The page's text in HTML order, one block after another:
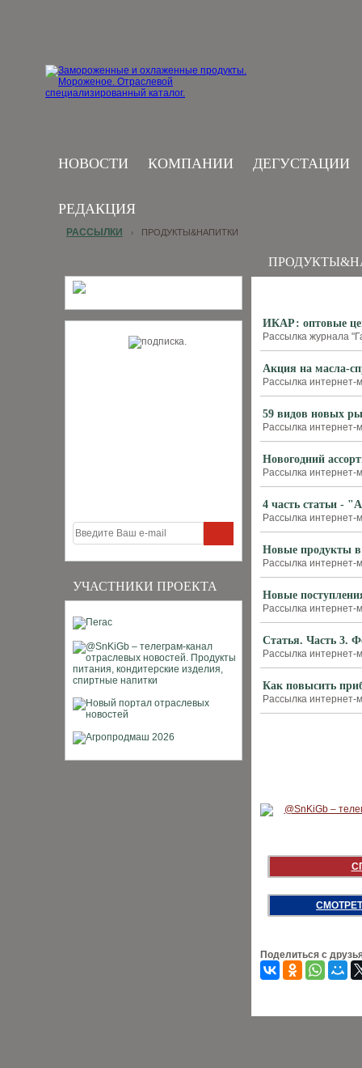
НОВОСТИ КОМПАНИИ ДЕГУСТАЦИИ
РЕДАКЦИЯ
УЧАСТНИКИ ПРОЕКТА
РАССЫЛКИ › ПРОДУКТЫ&НАПИТКИ
ИКАР: оптовые
Рассылка журнала
Акция на масла-
Рассылка интернет-
59 видов новых
Рассылка интернет-
Новогодний
Рассылка интернет-
4 часть статьи -
Рассылка интернет-
Новые продукты в
Рассылка интернет-
Новые
Рассылка интернет-
Статья. Часть 3.
Рассылка интернет-
Как повысить
Рассылка интернет-
Поделиться с